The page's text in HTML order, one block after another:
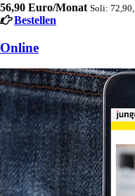
56,90 Euro/Monat Soli:
Bestellen
Online